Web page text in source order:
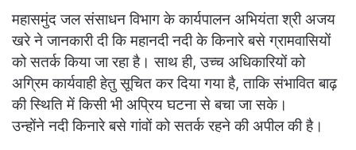
महासमुंद जल संसाधन विभाग के कार्यपालन अभियंता श्री अजय
खरे ने जानकारी दी कि महानदी नदी के किनारे बसे ग्रामवासियों
को सतर्क किया जा रहा है। साथ ही, उच्च अधिकारियों को
अग्रिम कार्यवाही हेतु सूचित कर दिया गया है, ताकि संभावित बाढ़
की स्थिति में किसी भी अप्रिय घटना से बचा जा सके।
उन्होंने नदी किनारे बसे गांवों को सतर्क रहने की अपील की है।